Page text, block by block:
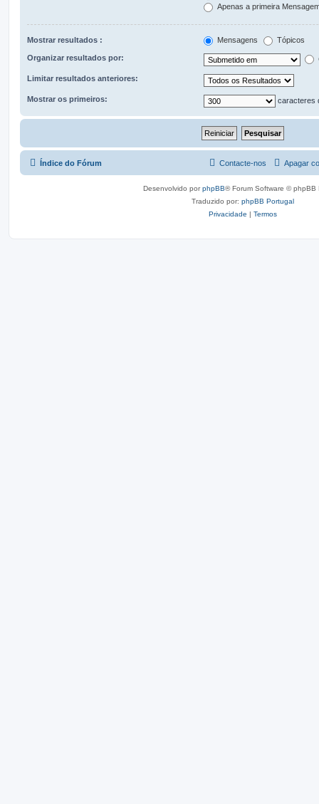
Apenas a primeira
Mostrar resultados : Mensagens Tópicos
Organizar resultados por:
Limitar resultados anteriores:
Mostrar os primeiros: caracteres
Índice do Fórum Apagar
Contacte-nos
Desenvolvido porphpBB® Forum Software © phpBB
Traduzido por: phpBB Portugal
Privacidade | Termos